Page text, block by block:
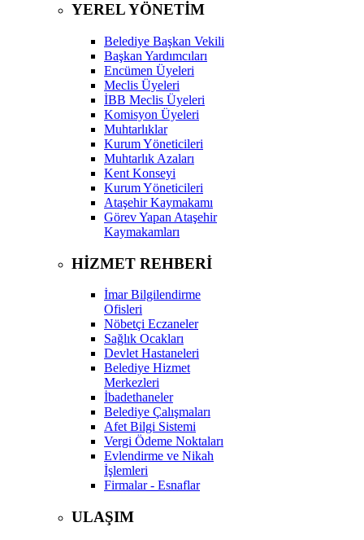
YEREL YÖNETİM
Belediye Başkan Vekili
Başkan Yardımcıları
Encümen Üyeleri
Meclis Üyeleri
İBB Meclis Üyeleri
Komisyon Üyeleri
Muhtarlıklar
Kurum Yöneticileri
Muhtarlık Azaları
Kent Konseyi
Kurum Yöneticileri
Ataşehir Kaymakamı
Görev Yapan Ataşehir
Kaymakamları
HİZMET REHBERİ
İmar Bilgilendirme
Ofisleri
Nöbetçi Eczaneler
Sağlık Ocakları
Devlet Hastaneleri
Belediye Hizmet
Merkezleri
İbadethaneler
Belediye Çalışmaları
Afet Bilgi Sistemi
Vergi Ödeme Noktaları
Evlendirme ve Nikah
İşlemleri
Firmalar - Esnaflar
ULAŞIM